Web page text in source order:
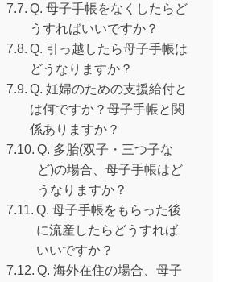
Q. 母子手帳をなくしたらど
うすればいいですか？
Q. 引っ越したら母子手帳は
どうなりますか？
Q. 妊婦のための支援給付と
は何ですか？母子手帳と関
係ありますか？
Q. 多胎(双子・三つ子な
ど)の場合、母子手帳はど
うなりますか？
Q. 母子手帳をもらった後
に流産したらどうすれば
いいですか？
Q. 海外在住の場合、母子